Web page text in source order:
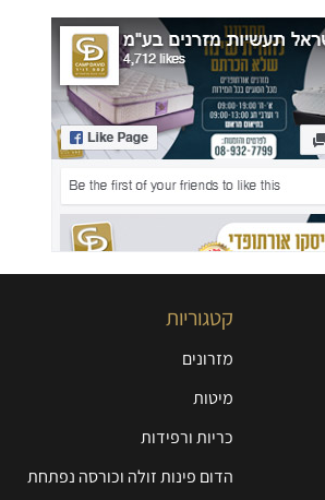
קטגוריות
מזרונים
מיטות
כריות ורפידות
הדום פינות זולה וכורסה נפתחת